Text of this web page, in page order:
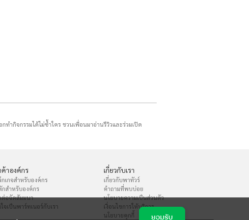
ยอมรับ
ทำกิจกรรมได้ไม่ซ้ำใคร ชวนเพื่อนมาอ่านรีวิวและร่วมเปิด
าองค์กร
เกจสำหรับองค์กร
สำหรับองค์กร
อจัดสัมมนา
จเป็นพาร์ทเนอร์กับเรา
เกี่ยวกับเรา
เกี่ยวกับพาทัวร์
คำถามที่พบบ่อย
นโยบายความเป็นส่วนตัว
เงื่อนไขการให้บริการ
นโยบายคุกกี้